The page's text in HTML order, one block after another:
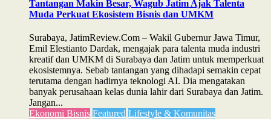
Tantangan Makin Besar, Wagub Jatim Ajak Talenta
Muda Perkuat Ekosistem Bisnis dan UMKM
Surabaya, JatimReview.Com – Wakil Gubernur Jawa Timur,
Emil Elestianto Dardak, mengajak para talenta muda industri
kreatif dan UMKM di Surabaya dan Jatim untuk memperkuat
ekosistemnya. Sebab tantangan yang dihadapi semakin cepat
terutama dengan hadirnya teknologi AI. Dia mengatakan
banyak perusahaan kelas dunia lahir dari Surabaya dan Jatim.
Jangan...
Ekonomi Bisnis Featured Lifestyle & Komunitas